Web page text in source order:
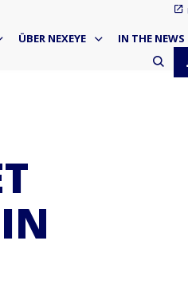
ÜBER NEXEYE IN THE NEWS